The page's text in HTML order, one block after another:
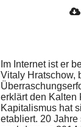
Im Internet ist er
Vitaly Hratschow,
erklärt den Kalten
Kapitalismus hat
etabliert. 20